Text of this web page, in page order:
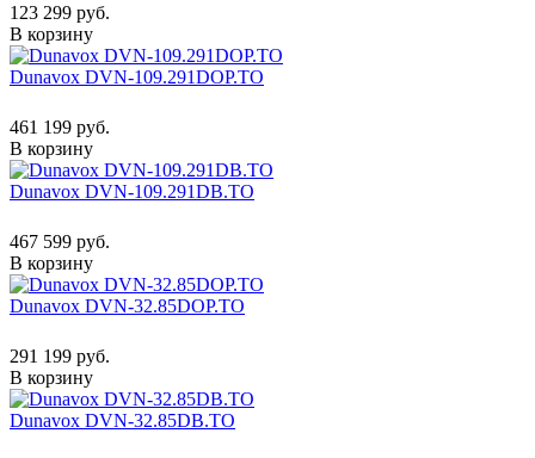
123 299 руб.
В корзину
Dunavox DVN-109.291DOP.TO
461 199 руб.
В корзину
Dunavox DVN-109.291DB.TO
467 599 руб.
В корзину
Dunavox DVN-32.85DOP.TO
291 199 руб.
В корзину
Dunavox DVN-32.85DB.TO